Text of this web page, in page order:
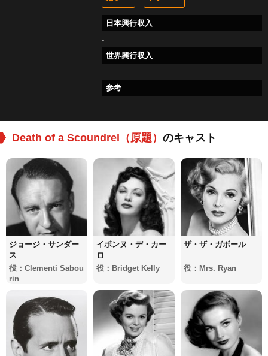
日本興行収入
-
世界興行収入
参考
Death of a Scoundrel（原題） のキャスト
ジョージ・サンダー
ス
役：Clementi Sabou
rin
イボンヌ・デ・カー
ロ
役：Bridget Kelly
ザ・ザ・ガボール
役：Mrs. Ryan